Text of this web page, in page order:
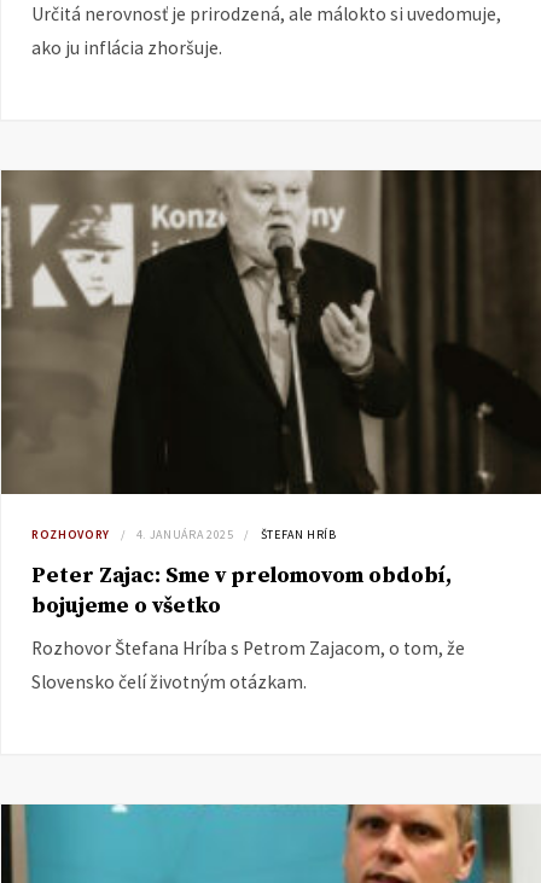
Určitá nerovnosť je prirodzená, ale málokto si uvedomuje,
ako ju inflácia zhoršuje.
ROZHOVORY 4. JANUÁRA 2025 ŠTEFAN HRÍB
Peter Zajac: Sme v prelomovom období,
bojujeme o všetko
Rozhovor Štefana Hríba s Petrom Zajacom, o tom, že
Slovensko čelí životným otázkam.